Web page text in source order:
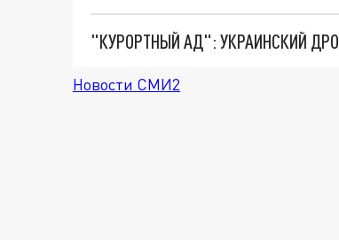
"КУРОРТНЫЙ АД": УКРАИНСКИЙ
Новости СМИ2